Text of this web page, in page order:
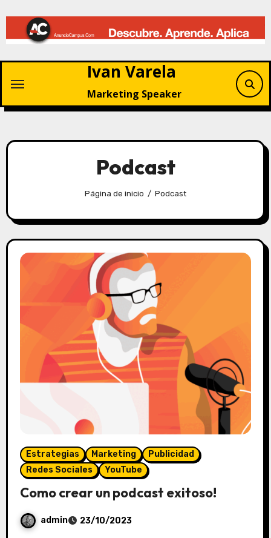
contenido
Ivan Varela
Marketing Speaker
Podcast
Página de inicio Podcast
Estrategias Marketing
Publicidad
Redes Sociales
YouTube
Como crear un podcast exitoso!
admin 23/10/2023